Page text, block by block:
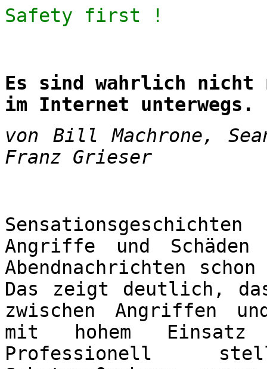
Safety first !
Es sind wahrlich nicht
im Internet unterwegs.
von Bill Machrone,
Franz Grieser
Angriffe und
Abendnachrichten
Das zeigt deutlich,
zwischen Angriffen
mit hohem
Professionell